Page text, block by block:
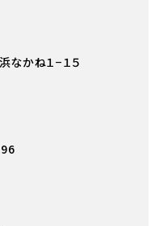
なかね１−１５